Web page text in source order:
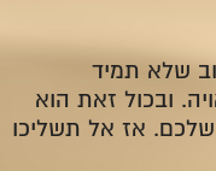
שלא תמיד
ובכול זאת הוא
אז אל תשליכו